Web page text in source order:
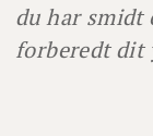
du har smidt
forberedt dit